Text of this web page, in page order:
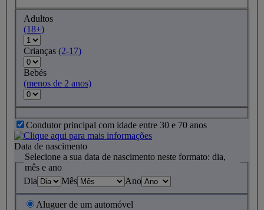
Adultos
(18+)
Crianças (2-17)
Bebés
(menos de 2 anos)
Condutor principal com idade entre 30 e 70 anos
Data de nascimento
Selecione a sua data de nascimento neste formato: dia,
mês e ano
Dia
Mês Ano
Aluguer de um automóvel